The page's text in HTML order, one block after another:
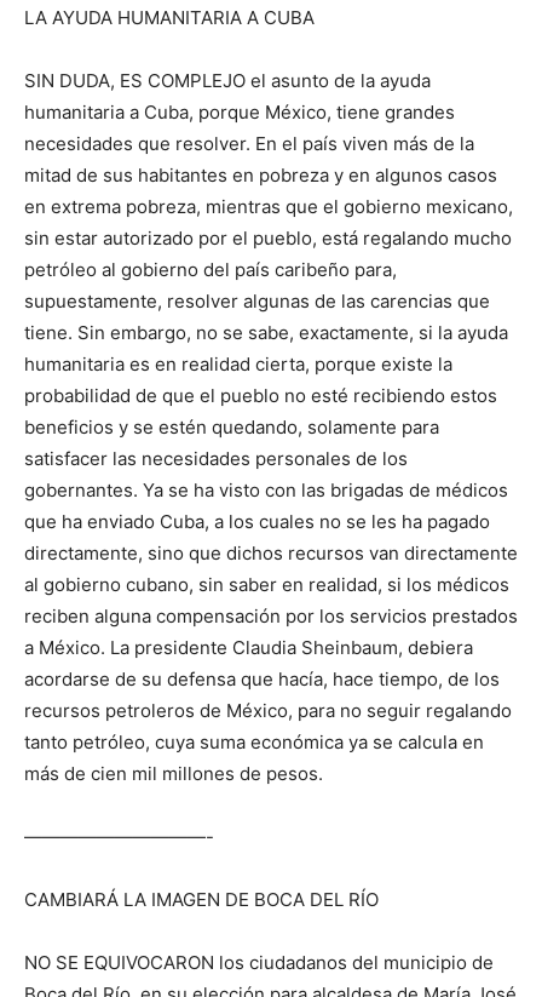
LA AYUDA HUMANITARIA A CUBA
SIN DUDA, ES COMPLEJO el asunto de la ayuda
humanitaria a Cuba, porque México, tiene grandes
necesidades que resolver. En el país viven más de la
mitad de sus habitantes en pobreza y en algunos casos
en extrema pobreza, mientras que el gobierno mexicano,
sin estar autorizado por el pueblo, está regalando mucho
petróleo al gobierno del país caribeño para,
supuestamente, resolver algunas de las carencias que
tiene. Sin embargo, no se sabe, exactamente, si la ayuda
humanitaria es en realidad cierta, porque existe la
probabilidad de que el pueblo no esté recibiendo estos
beneficios y se estén quedando, solamente para
satisfacer las necesidades personales de los
gobernantes. Ya se ha visto con las brigadas de médicos
que ha enviado Cuba, a los cuales no se les ha pagado
directamente, sino que dichos recursos van directamente
al gobierno cubano, sin saber en realidad, si los médicos
reciben alguna compensación por los servicios prestados
a México. La presidente Claudia Sheinbaum, debiera
acordarse de su defensa que hacía, hace tiempo, de los
recursos petroleros de México, para no seguir regalando
tanto petróleo, cuya suma económica ya se calcula en
más de cien mil millones de pesos.
——————————-
CAMBIARÁ LA IMAGEN DE BOCA DEL RÍO
NO SE EQUIVOCARON los ciudadanos del municipio de